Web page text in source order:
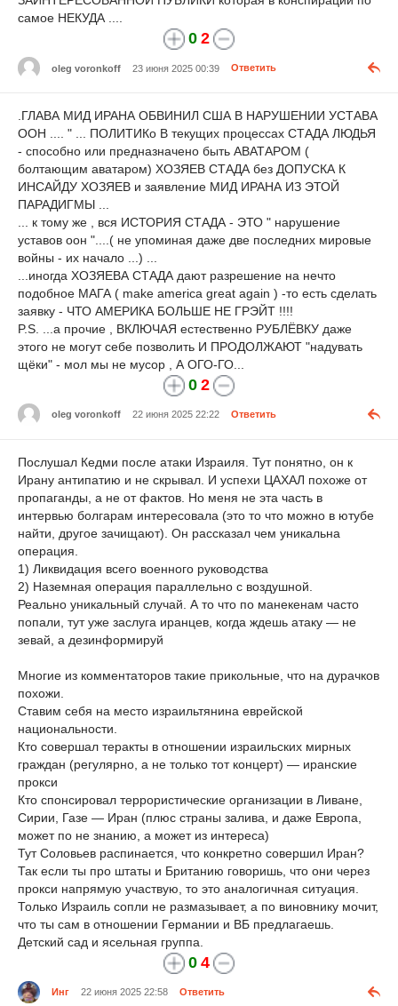
самое НЕКУДА ....
0 2
oleg voronkoff 23 июня 2025 00:39 Ответить
.ГЛАВА МИД ИРАНА ОБВИНИЛ США В НАРУШЕНИИ УСТАВА
ООН .... " ... ПОЛИТИКо В текущих процессах СТАДА ЛЮДЬЯ
- способно или предназначено быть АВАТАРОМ (
болтающим аватаром) ХОЗЯЕВ СТАДА без ДОПУСКА К
ИНСАЙДУ ХОЗЯЕВ и заявление МИД ИРАНА ИЗ ЭТОЙ
ПАРАДИГМЫ ...
... к тому же , вся ИСТОРИЯ СТАДА - ЭТО " нарушение
уставов оон "....( не упоминая даже две последних мировые
войны - их начало ...) ...
...иногда ХОЗЯЕВА СТАДА дают разрешение на нечто
подобное МАГА ( make america great again ) -то есть сделать
заявку - ЧТО АМЕРИКА БОЛЬШЕ НЕ ГРЭЙТ !!!!
P.S. ...а прочие , ВКЛЮЧАЯ естественно РУБЛЁВКУ даже
этого не могут себе позволить И ПРОДОЛЖАЮТ "надувать
щёки" - мол мы не мусор , А ОГО-ГО...
0 2
oleg voronkoff 22 июня 2025 22:22 Ответить
Послушал Кедми после атаки Израиля. Тут понятно, он к
Ирану антипатию и не скрывал. И успехи ЦАХАЛ похоже от
пропаганды, а не от фактов. Но меня не эта часть в
интервью болгарам интересовала (это то что можно в ютубе
найти, другое зачищают). Он рассказал чем уникальна
операция.
1) Ликвидация всего военного руководства
2) Наземная операция параллельно с воздушной.
Реально уникальный случай. А то что по манекенам часто
попали, тут уже заслуга иранцев, когда ждешь атаку — не
зевай, а дезинформируй
Многие из комментаторов такие прикольные, что на дурачков
похожи.
Ставим себя на место израильтянина еврейской
национальности.
Кто совершал теракты в отношении израильских мирных
граждан (регулярно, а не только тот концерт) — иранские
прокси
Кто спонсировал террористические организации в Ливане,
Сирии, Газе — Иран (плюс страны залива, и даже Европа,
может по не знанию, а может из интереса)
Тут Соловьев распинается, что конкретно совершил Иран?
Так если ты про штаты и Британию говоришь, что они через
прокси напрямую участвую, то это аналогичная ситуация.
Только Израиль сопли не размазывает, а по виновнику мочит,
что ты сам в отношении Германии и ВБ предлагаешь.
Детский сад и ясельная группа.
0 4
Инг 22 июня 2025 22:58 Ответить